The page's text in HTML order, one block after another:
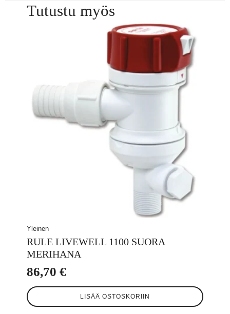
Tutustu myös
Yleinen
RULE LIVEWELL 1100 SUORA
MERIHANA
86,70 €
LISÄÄ OSTOSKORIIN